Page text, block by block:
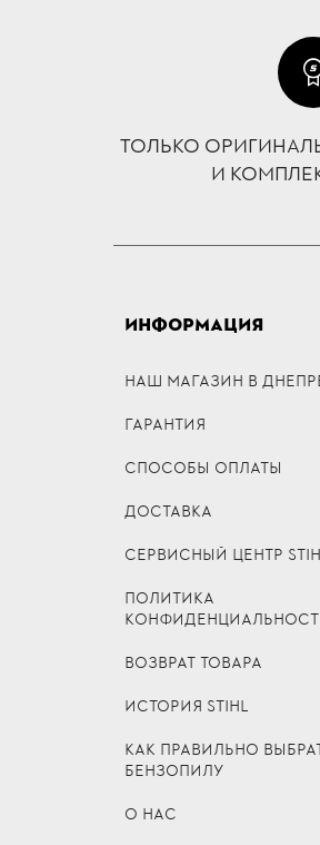
ТОЛЬКО
И
ИНФОРМАЦИЯ
НАШ МАГАЗИН В
ГАРАНТИЯ
СПОСОБЫ ОПЛАТЫ
ДОСТАВКА
СЕРВИСНЫЙ ЦЕНТР
ПОЛИТИКА
ВОЗВРАТ ТОВАРА
ИСТОРИЯ STIHL
КАК ПРАВИЛЬНО
БЕНЗОПИЛУ
О НАС